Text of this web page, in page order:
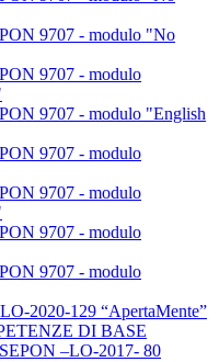
9707 - modulo "No
9707 - modulo
9707 - modulo "English
9707 - modulo
9707 - modulo
9707 - modulo
9707 - modulo
2020-129 “ApertaMente”
DI BASE
–LO-2017- 80